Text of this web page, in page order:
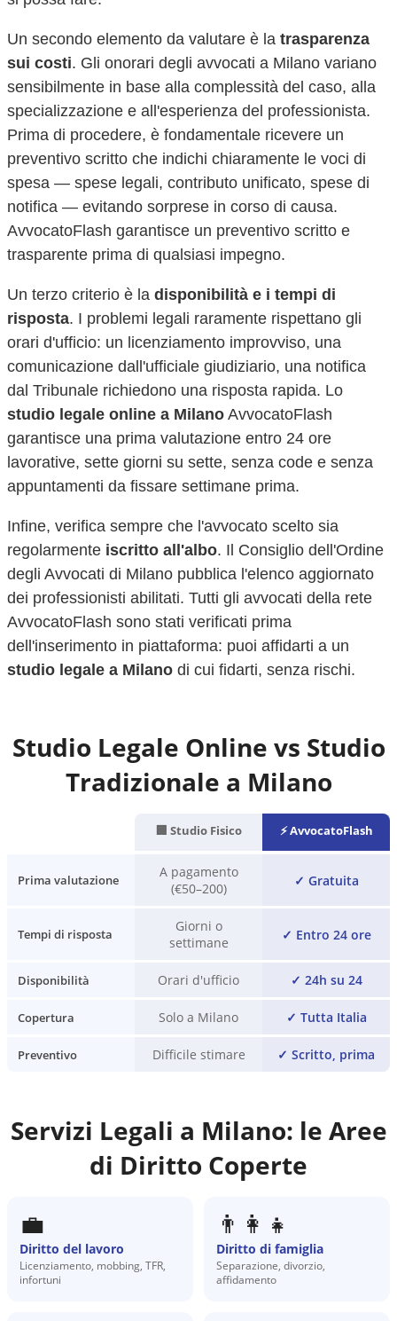
Un secondo elemento da valutare è la trasparenza
sui costi. Gli onorari degli avvocati a Milano variano
sensibilmente in base alla complessità del caso, alla
specializzazione e all'esperienza del professionista.
Prima di procedere, è fondamentale ricevere un
preventivo scritto che indichi chiaramente le voci di
spesa — spese legali, contributo unificato, spese di
notifica — evitando sorprese in corso di causa.
AvvocatoFlash garantisce un preventivo scritto e
trasparente prima di qualsiasi impegno.
Un terzo criterio è la disponibilità e i tempi di
risposta. I problemi legali raramente rispettano gli
orari d'ufficio: un licenziamento improvviso, una
comunicazione dall'ufficiale giudiziario, una notifica
dal Tribunale richiedono una risposta rapida. Lo
studio legale online a Milano AvvocatoFlash
garantisce una prima valutazione entro 24 ore
lavorative, sette giorni su sette, senza code e senza
appuntamenti da fissare settimane prima.
Infine, verifica sempre che l'avvocato scelto sia
regolarmente iscritto all'albo. Il Consiglio dell'Ordine
degli Avvocati di Milano pubblica l'elenco aggiornato
dei professionisti abilitati. Tutti gli avvocati della rete
AvvocatoFlash sono stati verificati prima
dell'inserimento in piattaforma: puoi affidarti a un
studio legale a Milano di cui fidarti, senza rischi.
Studio Legale Online vs Studio
Tradizionale a Milano
🏢 Studio Fisico ⚡ AvvocatoFlash
Prima valutazione
A pagamento
(€50–200)
✓ Gratuita
Tempi di risposta
Giorni o
settimane
✓ Entro 24 ore
Disponibilità Orari d'ufficio ✓ 24h su 24
Copertura Solo a Milano ✓ Tutta Italia
Preventivo Difficile stimare ✓ Scritto, prima
Servizi Legali a Milano: le Aree
di Diritto Coperte
💼
Diritto del lavoro
Licenziamento, mobbing, TFR,
infortuni
👨‍👩‍👧
Diritto di famiglia
Separazione, divorzio,
affidamento